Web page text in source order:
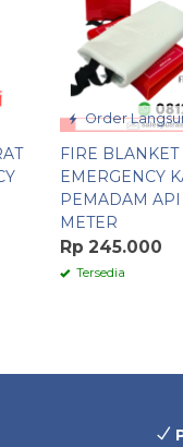
Order
FIRE
EMERGENCY
PEMADAM API
METER
Rp 245.000
Tersedia